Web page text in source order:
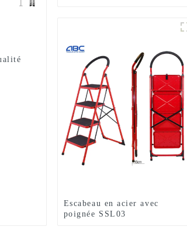
Escabeau en acier avec
poignée SSL03